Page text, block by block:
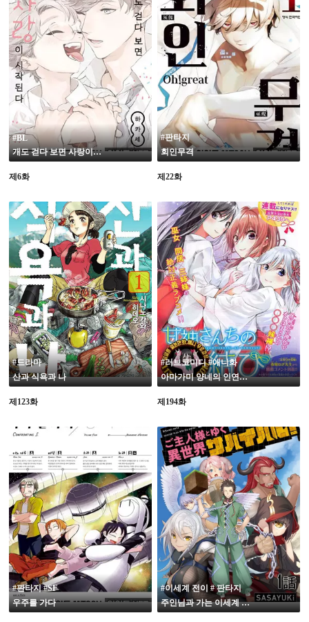
19
#BL
개도 걷다 보면 사랑이 시작된다
제6화
#판타지
회인무격
제22화
#드라마
산과 식욕과 나
제123화
#러브코미디 #애니화
아마가미 양네의 인연맺기
제194화
#판타지 #SF
우주를 가다
#이세계 전이 # 판타지
주인님과 가는 이세계 서바이벌!